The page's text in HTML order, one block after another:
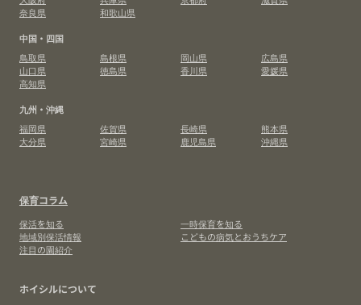
奈良県
和歌山県
中国・四国
鳥取県
島根県 岡山県
広島県
山口県
徳島県 香川県
愛媛県
高知県
九州・沖縄
福岡県
佐賀県 長崎県
熊本県
大分県
宮崎県 鹿児島県 沖縄県
保育コラム
保活を知る
一時保育を知る
地域別保活情報
こどもの病気とおうちケア
注目の園紹介
ホイシルについて